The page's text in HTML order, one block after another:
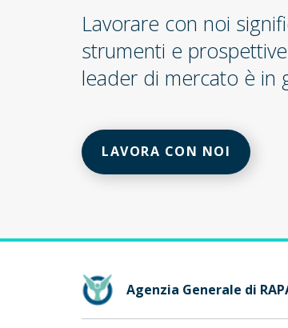
Lavorare con noi
strumenti e
leader di mercato è in
LAVORA CON NOI
Agenzia Generale di